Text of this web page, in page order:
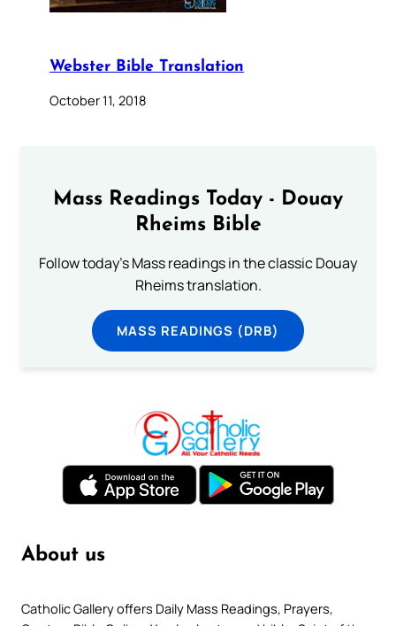
Webster Bible Translation
October 11, 2018
Mass Readings Today - Douay
Rheims Bible
Follow today's Mass readings in the classic Douay
Rheims translation.
MASS READINGS (DRB)
About us
Catholic Gallery offers Daily Mass Readings, Prayers,